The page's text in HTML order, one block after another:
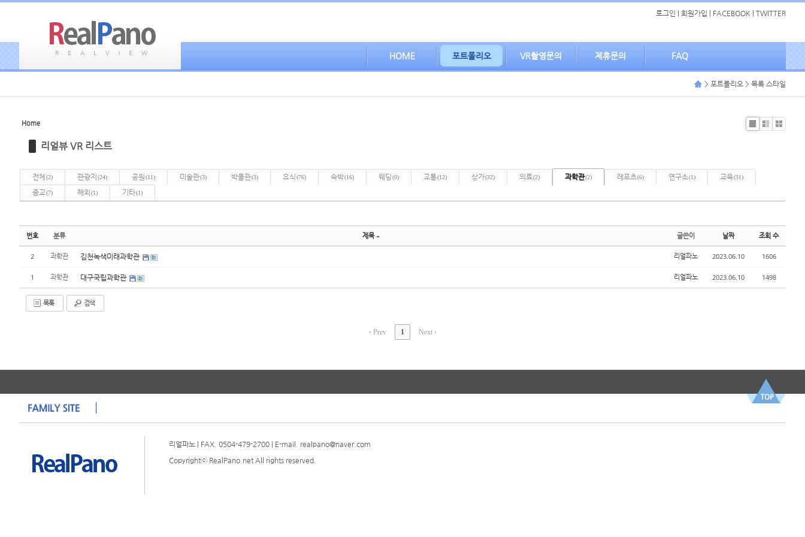
로그인 회원가입 FACEBOOK TWITTER
HOME 포트폴리오 VR촬영문의 제휴문의 FAQ
> 포트폴리오 > 목록 스타일
Home
리얼뷰 VR 리스트
전체 (2) 관광지 (24) 공원 (11) 미술관(3) 박물관(3) 요식(76) 숙박(16) 웨딩(0) 교통(12) 상가(32) 의료(2) 과학관(2) 레포츠(6) 연구소(1) 교육(31)
종교(7) 해외 (1) 기타(1)
List ZineGallery
번호 분류 제목 글쓴이 날짜 조회 수
2 과학관 김천녹색미래과학관 리얼파노 2023.06.10 1606
1 과학관 대구국립과학관 리얼파노 2023.06.10 1498
목록 검색
‹ Prev 1 Next ›
Sketchbook5, 스케치북5
Sketchbook5, 스케치북5
Sketchbook5, 스케치북5
Sketchbook5, 스케치북5
리얼파노 | FAX. 0504-479-2700 | E-mail. realpano@naver.com
Copyrightⓒ RealPano.net All rights reserved.